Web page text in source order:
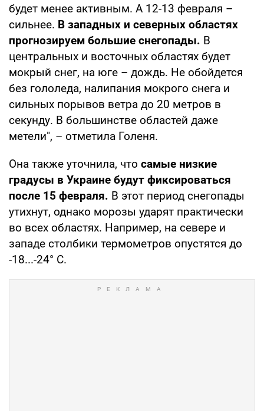
будет менее активным. А 12-13 февраля –
сильнее. В западных и северных областях
прогнозируем большие снегопады. В
центральных и восточных областях будет
мокрый снег, на юге – дождь. Не обойдется
без гололеда, налипания мокрого снега и
сильных порывов ветра до 20 метров в
секунду. В большинстве областей даже
метели", – отметила Голеня.
Она также уточнила, что самые низкие
градусы в Украине будут фиксироваться
после 15 февраля. В этот период снегопады
утихнут, однако морозы ударят практически
во всех областях. Например, на севере и
западе столбики термометров опустятся до
-18...-24° С.